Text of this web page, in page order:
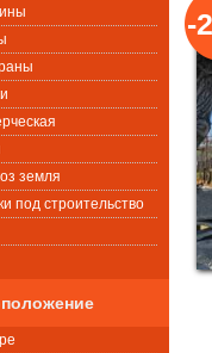
земля
под строительство
-